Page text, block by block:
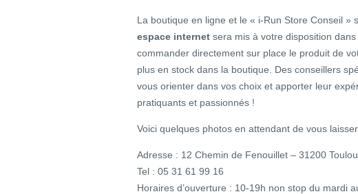
La boutique en ligne et le « i-Run Store Conseil »
espace internet sera mis à votre disposition
commander directement sur place le produit de
plus en stock dans la boutique. Des conseillers
vous orienter dans vos choix et apporter leur
pratiquants et passionnés !
Voici quelques photos en attendant de vous
Adresse : 12 Chemin de Fenouillet – 31200
Tel : 05 31 61 99 16
Horaires d’ouverture : 10-19h non stop du mardi